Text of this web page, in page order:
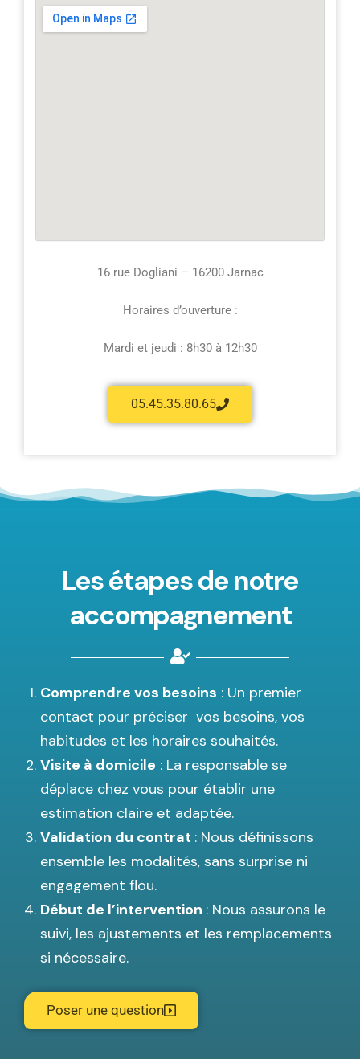
16 rue Dogliani – 16200 Jarnac
Horaires d’ouverture :
Mardi et jeudi : 8h30 à 12h30
05.45.35.80.65
Les étapes de notre
accompagnement
Comprendre vos besoins : Un premier
contact pour préciser vos besoins, vos
habitudes et les horaires souhaités.
Visite à domicile : La responsable se
déplace chez vous pour établir une
estimation claire et adaptée.
Validation du contrat : Nous définissons
ensemble les modalités, sans surprise ni
engagement flou.
Début de l’intervention : Nous assurons le
suivi, les ajustements et les remplacements
si nécessaire.
Poser une question